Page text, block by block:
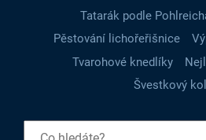
Tatarák podle
Pěstování lichořeřišnice
Tvarohové knedlíky
Švestkový